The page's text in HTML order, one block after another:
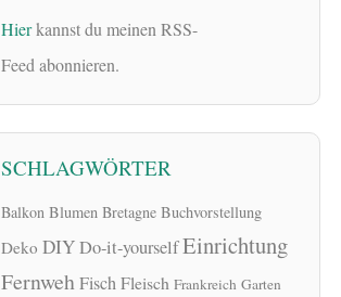
Hierkannst du meinen RSS-
Feed abonnieren.
SCHLAGWÖRTER
Balkon Blumen Bretagne Buchvorstellung
Deko DIYDo-it-yourselfEinrichtung
FernwehFischFleisch Frankreich Garten